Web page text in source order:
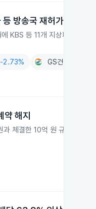
방송국 재허가 심사
KBS 등 11개 지상파와 5
-2.73% GS건설
약 해지
체결한 10억 원 규모 자사